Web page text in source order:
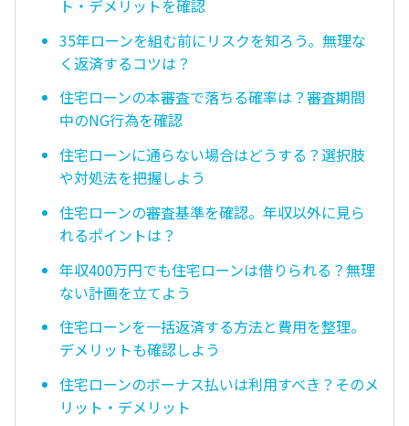
ト・デメリットを確認
35年ローンを組む前にリスクを知ろう。無理な
く返済するコツは？
住宅ローンの本審査で落ちる確率は？審査期間
中のNG行為を確認
住宅ローンに通らない場合はどうする？選択肢
や対処法を把握しよう
住宅ローンの審査基準を確認。年収以外に見ら
れるポイントは？
年収400万円でも住宅ローンは借りられる？無理
ない計画を立てよう
住宅ローンを一括返済する方法と費用を整理。
デメリットも確認しよう
住宅ローンのボーナス払いは利用すべき？そのメ
リット・デメリット